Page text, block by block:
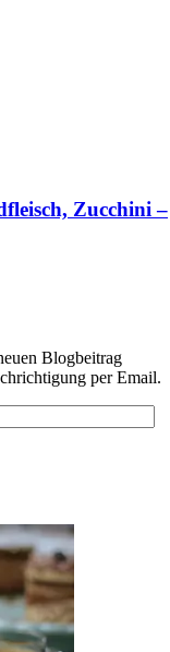
Zucchini –
Blogbeitrag
per Email.